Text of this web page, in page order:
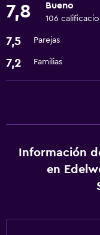
7,8 Bueno
106
7,5 Parejas
7,2 Familias
Información
en